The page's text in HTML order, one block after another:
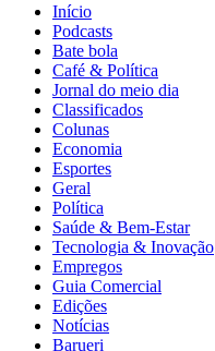
Início
Podcasts
Bate bola
Café & Política
Jornal do meio dia
Classificados
Colunas
Economia
Esportes
Geral
Política
Saúde & Bem-Estar
Tecnologia & Inovação
Empregos
Guia Comercial
Edições
Notícias
Barueri